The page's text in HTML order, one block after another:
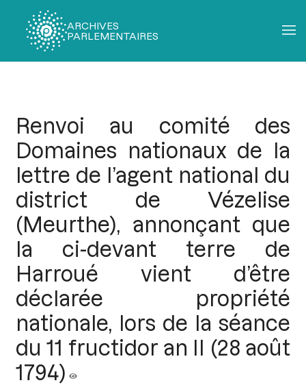
ARCHIVES
PARLEMENTAIRES
Renvoi au comité des
Domaines nationaux de la
lettre de l’agent national du
district de Vézelise
(Meurthe), annonçant que
la ci-devant terre de
Harroué vient d’être
déclarée propriété
nationale, lors de la séance
du 11 fructidor an II (28 août
1794)